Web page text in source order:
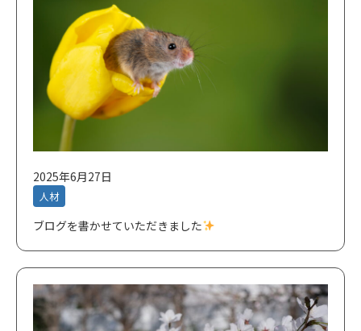
2025年6月27日
人材
ブログを書かせていただきました